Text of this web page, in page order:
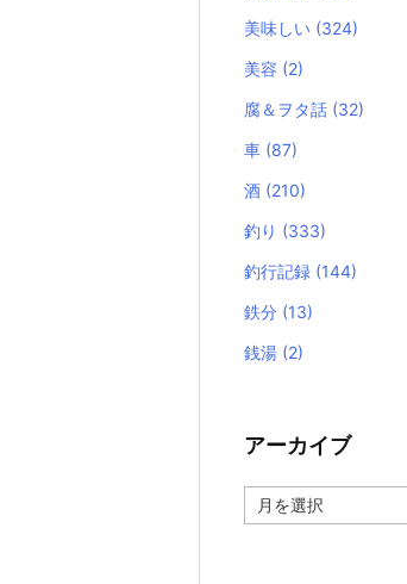
美味しい (324)
美容 (2)
腐＆ヲタ話 (32)
車 (87)
酒 (210)
釣り (333)
釣行記録 (144)
鉄分 (13)
銭湯 (2)
アーカイブ
ー